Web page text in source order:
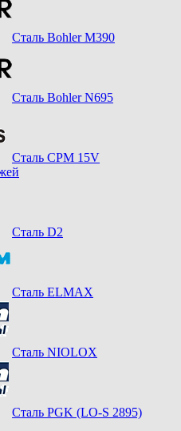
Сталь Bohler M390
Сталь Bohler N695
Сталь CPM 15V
Сталь D2
Сталь ELMAX
Сталь NIOLOX
Сталь PGK (LO-S 2895)